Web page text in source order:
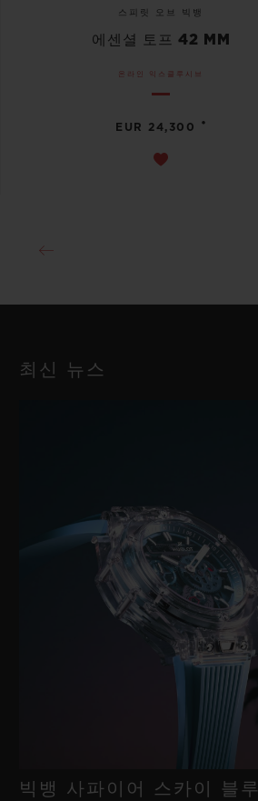
스피릿 오브 빅뱅
에센셜 토프 42 MM
온라인 익스클루시브
EUR 24,300 •
최신 뉴스
빅뱅 사파이어 스카이 블루